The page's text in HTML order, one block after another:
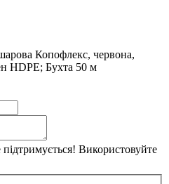
Копофлекс, червона,
HDPE; Бухта 50 м
Використовуйте